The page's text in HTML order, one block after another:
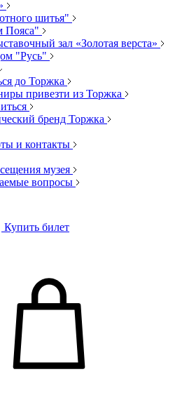
шитья"
Пояса"
зал «Золотая верста»
"Русь"
до Торжка
привезти из Торжка
бренд Торжка
и контакты
музея
вопросы
Купить билет